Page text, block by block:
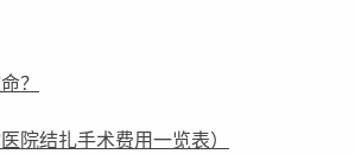
？
院结扎手术费用一览表）